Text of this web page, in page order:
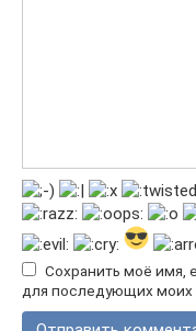
Сохранить моё имя,
для последующих моих